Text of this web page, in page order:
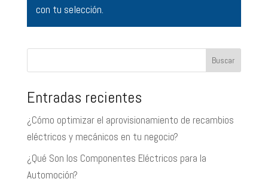
con tu selección.
Buscar
Entradas recientes
¿Cómo optimizar el aprovisionamiento de recambios
eléctricos y mecánicos en tu negocio?
¿Qué Son los Componentes Eléctricos para la
Automoción?